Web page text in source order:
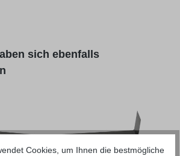
überspringen
sich ebenfalls
Cookies, um Ihnen die bestmögliche